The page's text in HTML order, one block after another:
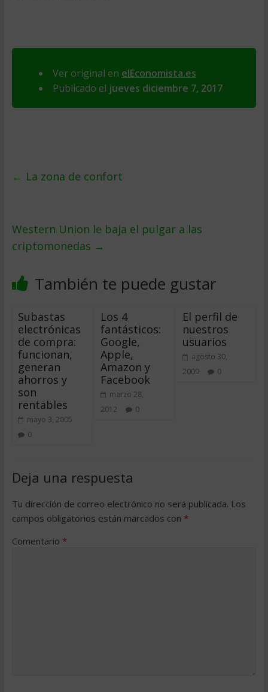
Ver original en elEconomista.es
Publicado el jueves diciembre 7, 2017
← La zona de confort
Western Union le baja el pulgar a las
criptomonedas →
También te puede gustar
Subastas
electrónicas
de compra:
funcionan,
generan
ahorros y
son
rentables
mayo 3, 2005
0
Los 4
fantásticos:
Google,
Apple,
Amazon y
Facebook
marzo 28,
2012
0
El perfil de
nuestros
usuarios
agosto 30,
2009
0
Deja una respuesta
Tu dirección de correo electrónico no será publicada. Los
campos obligatorios están marcados con *
Comentario *